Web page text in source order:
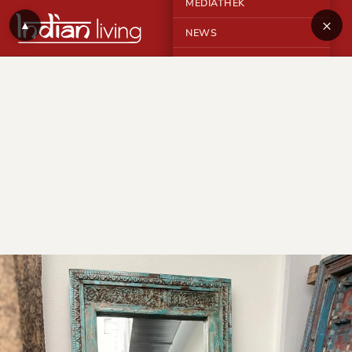
MEDIATHEK
NEWS ×
▲